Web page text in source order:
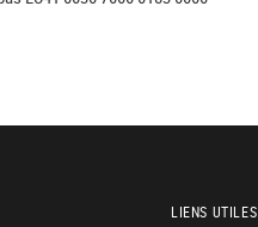
LIENS UTILES